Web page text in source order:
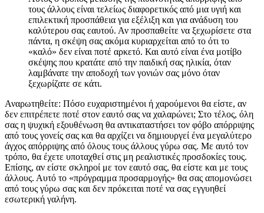
τους άλλους είναι τελείως διαφορετικός από μια υγιή και
επιλεκτική προσπάθεια για εξέλιξη και για ανάδυση του
καλύτερου σας εαυτού. Αν προσπαθείτε να ξεχωρίσετε στα
πάντα, η σκέψη σας ακόμα κυριαρχείται από το ότι το
«καλό» δεν είναι ποτέ αρκετό. Και αυτό είναι ένα μοτίβο
σκέψης που κρατάτε από την παιδική σας ηλικία, όταν
λαμβάνατε την αποδοχή των γονιών σας μόνο όταν
ξεχωρίζατε σε κάτι.
Αναρωτηθείτε: Πόσο ευχαριστημένοι ή χαρούμενοι θα είστε, αν
δεν επιτρέπετε ποτέ στον εαυτό σας να χαλαρώνει; Στο τέλος, όλη
σας η ψυχική εξουθένωση θα αντικαταστήσει τον φόβο απόρριψης
από τους γονείς σας και θα αρχίζει να δημιουργεί ένα μεγαλύτερο
άγχος απόρριψης από όλους τους άλλους γύρω σας. Με αυτό τον
τρόπο, θα έχετε υποταχθεί στις μη ρεαλιστικές προσδοκίες τους.
Επίσης, αν είστε σκληροί με τον εαυτό σας, θα είστε και με τους
άλλους. Αυτό το «πρόγραμμα προσαρμογής» θα σας απομονώσει
από τους γύρω σας και δεν πρόκειται ποτέ να σας εγγυηθεί
εσωτερική γαλήνη.